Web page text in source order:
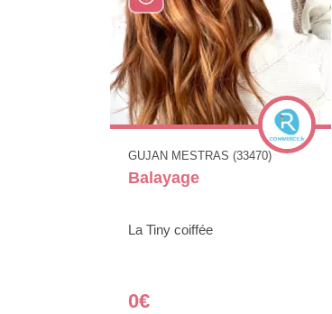
GUJAN MESTRAS (33470)
Balayage
La Tiny coiffée
0€